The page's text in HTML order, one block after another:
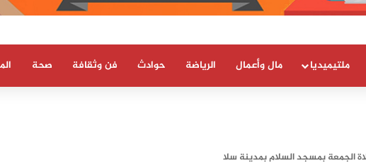
ملتيميديا مال وأعمال الرياضة حوادث فن وثقافة صحة
الجمعة بمسجد السلام بمدينة سلا